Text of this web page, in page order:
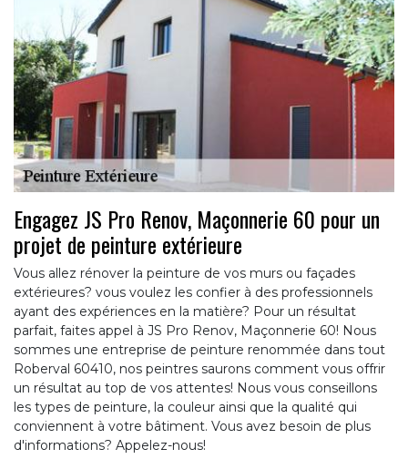
Engagez JS Pro Renov, Maçonnerie 60 pour un
projet de peinture extérieure
Vous allez rénover la peinture de vos murs ou façades
extérieures? vous voulez les confier à des professionnels
ayant des expériences en la matière? Pour un résultat
parfait, faites appel à JS Pro Renov, Maçonnerie 60! Nous
sommes une entreprise de peinture renommée dans tout
Roberval 60410, nos peintres saurons comment vous offrir
un résultat au top de vos attentes! Nous vous conseillons
les types de peinture, la couleur ainsi que la qualité qui
conviennent à votre bâtiment. Vous avez besoin de plus
d'informations? Appelez-nous!